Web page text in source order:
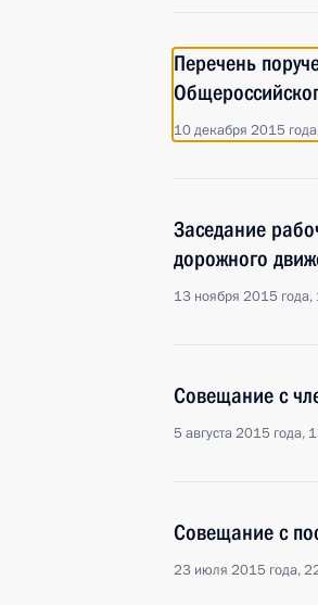
Перечень
10 декабря 2015
Заседание
дорожного
13 ноября 2015
Совещание с
5 августа 2015 года,
Совещание с
23 июля 2015 года,